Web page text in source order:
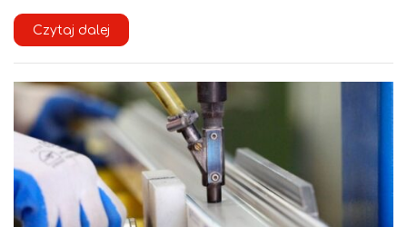
Czytaj dalej